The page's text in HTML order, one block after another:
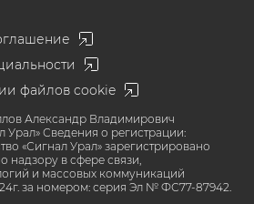
файлов cookie
Александр Владимирович
Урал» Сведения о регистрации:
«Сигнал Урал» зарегистрировано
в сфере связи,
и массовых коммуникаций
за номером: серия Эл № ФС77-87942.